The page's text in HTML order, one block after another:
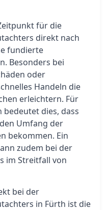
für die
direkt nach
fundierte
Besonders bei
oder
Handeln die
erleichtern. Für
bedeutet dies, dass
Umfang der
bekommen. Ein
zudem bei der
im Streitfall von
bei der
in Fürth ist die